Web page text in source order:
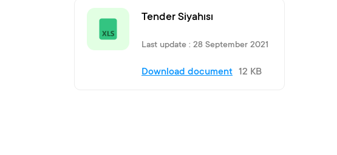
Tender Siyahısı
Last update : 28 September 2021
Download document 12 KB